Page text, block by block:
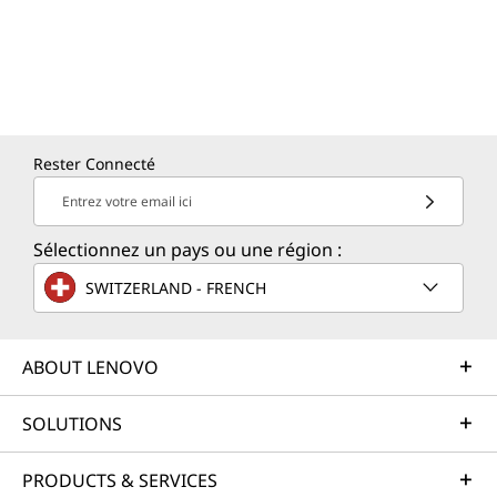
Rester Connecté
Entrez votre email ici
Sélectionnez un pays ou une région :
SWITZERLAND - FRENCH
ABOUT LENOVO
SOLUTIONS
PRODUCTS & SERVICES